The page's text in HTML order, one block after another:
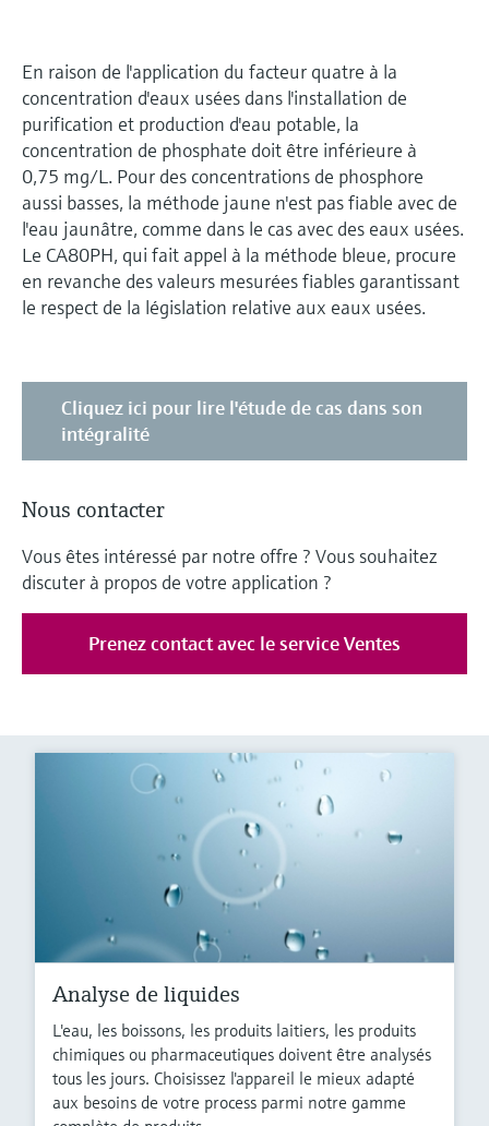
En raison de l'application du facteur quatre à la
concentration d'eaux usées dans l'installation de
purification et production d'eau potable, la
concentration de phosphate doit être inférieure à
0,75 mg/L. Pour des concentrations de phosphore
aussi basses, la méthode jaune n'est pas fiable avec de
l'eau jaunâtre, comme dans le cas avec des eaux usées.
Le CA80PH, qui fait appel à la méthode bleue, procure
en revanche des valeurs mesurées fiables garantissant
le respect de la législation relative aux eaux usées.
Cliquez ici pour lire l'étude de cas dans son
intégralité
Nous contacter
Vous êtes intéressé par notre offre ? Vous souhaitez
discuter à propos de votre application ?
Prenez contact avec le service Ventes
Analyse de liquides
L'eau, les boissons, les produits laitiers, les produits
chimiques ou pharmaceutiques doivent être analysés
tous les jours. Choisissez l'appareil le mieux adapté
aux besoins de votre process parmi notre gamme